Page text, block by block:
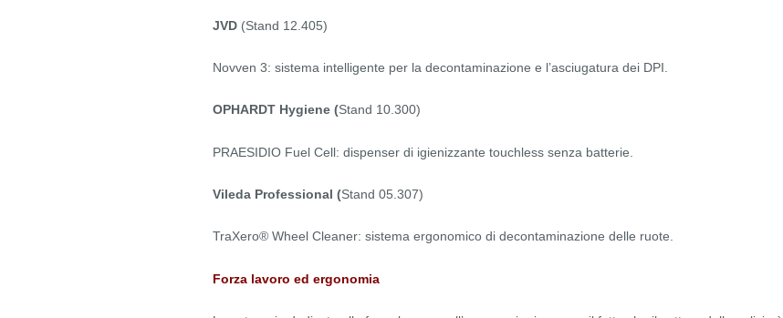
JVD (Stand 12.405)
Novven 3: sistema intelligente per la decontaminazione e l’asciugatura dei DPI.
OPHARDT Hygiene (Stand 10.300)
PRAESIDIO Fuel Cell: dispenser di igienizzante touchless senza batterie.
Vileda Professional (Stand 05.307)
TraXero® Wheel Cleaner: sistema ergonomico di decontaminazione delle ruote.
Forza lavoro ed ergonomia